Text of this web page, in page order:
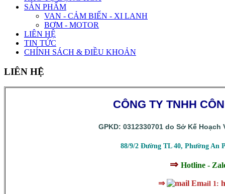
SẢN PHẨM
VAN - CẢM BIẾN - XI LANH
BƠM - MOTOR
LIÊN HỆ
TIN TỨC
CHÍNH SÁCH & ĐIỀU KHOẢN
LIÊN HỆ
CÔNG TY TNHH
GPKD: 0312330701 do Sở Kế
88/9/2 Đường TL 40, Phường An
⇒ Hotline -
⇒ Email 1: